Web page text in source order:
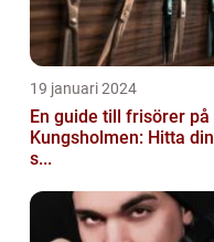
19 januari 2024
En guide till frisörer på
Kungsholmen: Hitta din
s...